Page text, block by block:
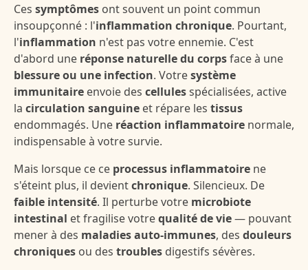
Ces symptômes ont souvent un point commun
insoupçonné : l'inflammation chronique. Pourtant,
l'inflammation n'est pas votre ennemie. C'est
d'abord une réponse naturelle du corpsface à une
blessure ou une infection. Votresystème
immunitaire envoie des cellulesspécialisées, active
la circulation sanguine et répare les tissus
endommagés. Une réaction inflammatoire normale,
indispensable à votre survie.
Mais lorsque ce ce processus inflammatoire ne
s'éteint plus, il devientchronique. Silencieux. De
faible intensité. Il perturbe votre microbiote
intestinal et fragilise votrequalité de vie— pouvant
mener à des maladies auto-immunes, des douleurs
chroniques ou des troubles digestifs sévères.